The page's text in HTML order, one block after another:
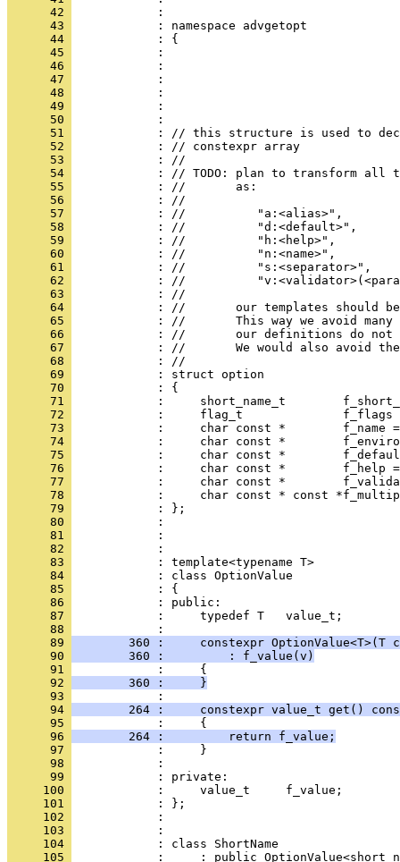
      42
            :
      43
            : namespace advgetopt
      44
            : {
      45
            :
      46
            :
      47
            :
      48
            :
      49
            :
      50
            :
      51
: // this structure is used to
      52
            : // constexpr array
      53
            : //
      54
: // TODO: plan to transform all
      55
            : //       as:
      56
            : //
      57
            : //          "a:<alias>",
      58
            : //          "d:<default>",
      59
            : //          "h:<help>",
      60
            : //          "n:<name>",
      61
            : //          "s:<separator>",
      62
: //
      63
            : //
      64
: //       our templates should
      65
: //       This way we avoid
      66
: //       our definitions do
      67
: //       We would also avoid
      68
            : //
      69
            : struct option
      70
            : {
      71
:     short_name_t
      72
:     flag_t
      73
:     char const *        f_name
      74
:     char const *
      75
:     char const *
      76
:     char const *        f_help
      77
:     char const *
      78
:     char const * const
      79
            : };
      80
            :
      81
            :
      82
            :
      83
            : template<typename T>
      84
            : class OptionValue
      85
            : {
      86
            : public:
      87
            :     typedef T   value_t;
      88
            :
      89
360 :     constexpr OptionValue<T>(T
      90
        360 :         : f_value(v)
      91
            :     {
      92
        360 :     }
      93
            :
      94
264 :     constexpr value_t get()
      95
            :     {
      96
        264 :         return f_value;
      97
            :     }
      98
            :
      99
            : private:
     100
            :     value_t     f_value;
     101
            : };
     102
            :
     103
            :
     104
            : class ShortName
     105
:     : public